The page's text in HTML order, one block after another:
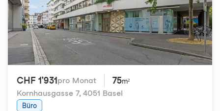
CHF 1'931 pro Monat 75m²
Kornhausgasse 7, 4051 Basel
Büro